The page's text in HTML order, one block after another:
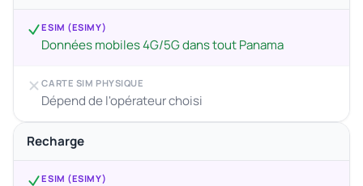
ESIM (ESIMY)
Données mobiles 4G/5G dans tout Panama
CARTE SIM PHYSIQUE
Dépend de l'opérateur choisi
Recharge
ESIM (ESIMY)